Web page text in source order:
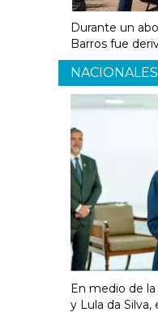
Durante un
Barros fue
NACIONALES
En medio de
y Lula da Silva,